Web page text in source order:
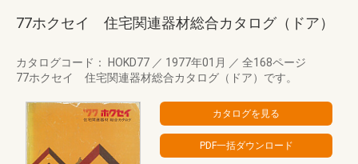
77ホクセイ 住宅関連器材総合カタログ（ドア）
カタログコード： HOKD77 ／ 1977年01月 ／ 全168ページ
77ホクセイ 住宅関連器材総合カタログ（ドア）です。